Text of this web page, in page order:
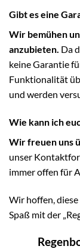
Gibt es eine
Wir bemühen
anzubieten. Da
keine Garantie
Funktionalität
und werden
Wie kann ich
Wir freuen uns
unser
immer offen für
Wir hoffen,
Spaß mit der